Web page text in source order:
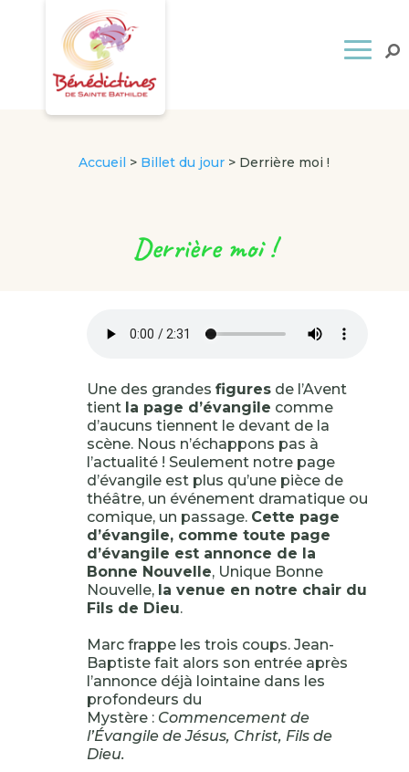
Accueil > Billet du jour > Derrière moi !
Derrière moi !
Une des grandes figuresde l’Avent
tient la page d’évangile comme
d’aucuns tiennent le devant de la
scène. Nous n’échappons pas à
l’actualité ! Seulement notre page
d’évangile est plus qu’une pièce de
théâtre, un événement dramatique ou
comique, un passage. Cette page
d’évangile, comme toute page
d’évangile est annonce de la
Bonne Nouvelle, Unique Bonne
Nouvelle, la venue en notre chair du
Fils de Dieu.
Marc frappe les trois coups. Jean-
Baptiste fait alors son entrée après
l’annonce déjà lointaine dans les
profondeurs du
Mystère : Commencement de
l’Évangile de Jésus, Christ, Fils de
Dieu.